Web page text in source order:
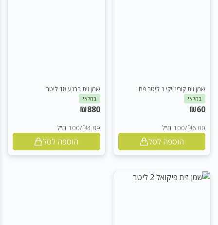
שמן זית קורינייקי 1 ליטר פח
במלאי
₪60
₪6.00
/100 מ"ל
הוספה לסל
שמן זית ברנע 18 ליטר
במלאי
₪880
₪4.89
/100 מ"ל
הוספה לסל